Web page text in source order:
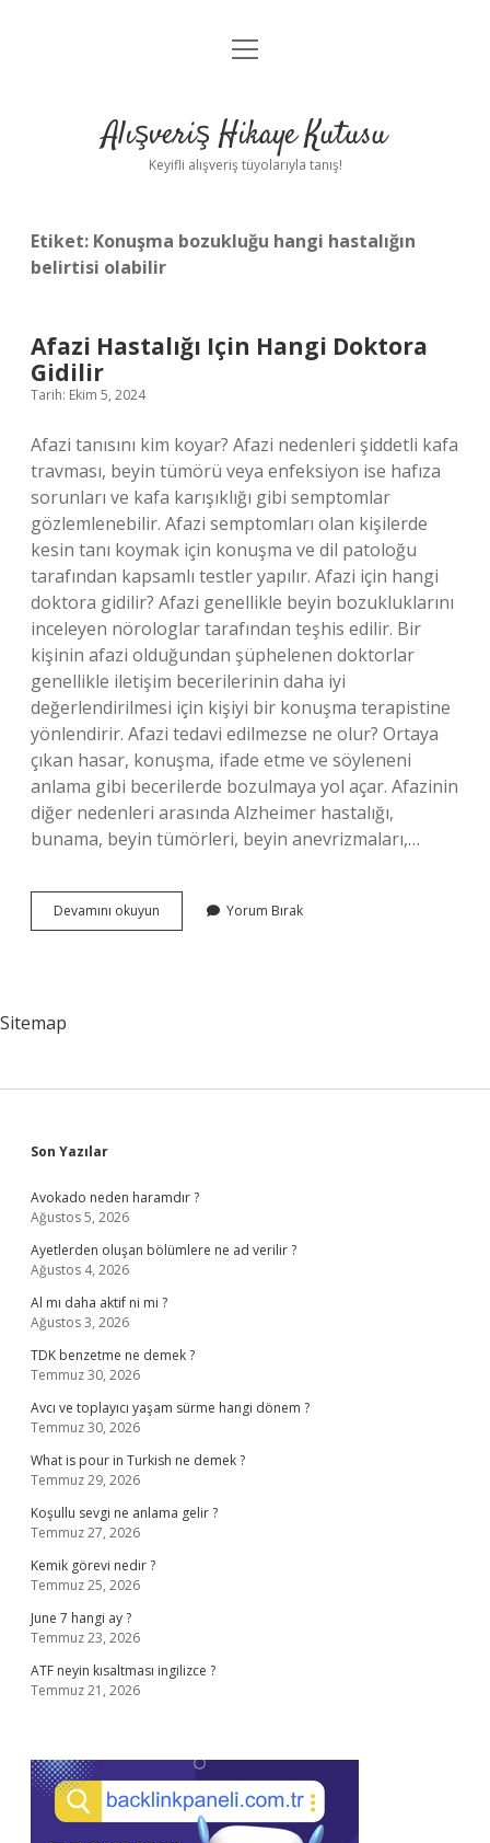
Anasayfa
Yasal Uyarı
menüyü
Alışveriş Hikaye Kutusu
Keyifli alışveriş tüyolarıyla tanış!
Etiket: Konuşma bozukluğu hangi hastalığın
belirtisi olabilir
Afazi Hastalığı Için Hangi Doktora
Gidilir
Tarih: Ekim 5, 2024
Afazi tanısını kim koyar? Afazi nedenleri şiddetli kafa
travması, beyin tümörü veya enfeksiyon ise hafıza
sorunları ve kafa karışıklığı gibi semptomlar
gözlemlenebilir. Afazi semptomları olan kişilerde
kesin tanı koymak için konuşma ve dil patoloğu
tarafından kapsamlı testler yapılır. Afazi için hangi
doktora gidilir? Afazi genellikle beyin bozukluklarını
inceleyen nörologlar tarafından teşhis edilir. Bir
kişinin afazi olduğundan şüphelenen doktorlar
genellikle iletişim becerilerinin daha iyi
değerlendirilmesi için kişiyi bir konuşma terapistine
yönlendirir. Afazi tedavi edilmezse ne olur? Ortaya
çıkan hasar, konuşma, ifade etme ve söyleneni
anlama gibi becerilerde bozulmaya yol açar. Afazinin
diğer nedenleri arasında Alzheimer hastalığı,
bunama, beyin tümörleri, beyin anevrizmaları,…
Devamını okuyun
Hastalığı
Yorum Bırak
Sitemap
Sidebar
Son Yazılar
Avokado neden haramdır ?
Ağustos 5, 2026
Ayetlerden oluşan bölümlere ne ad verilir ?
Ağustos 4, 2026
Al mı daha aktif ni mi ?
Ağustos 3, 2026
TDK benzetme ne demek ?
Temmuz 30, 2026
Avcı ve toplayıcı yaşam sürme hangi dönem ?
Temmuz 30, 2026
What is pour in Turkish ne demek ?
Temmuz 29, 2026
Koşullu sevgi ne anlama gelir ?
Temmuz 27, 2026
Kemik görevi nedir ?
Temmuz 25, 2026
June 7 hangi ay ?
Temmuz 23, 2026
ATF neyin kısaltması ingilizce ?
Temmuz 21, 2026